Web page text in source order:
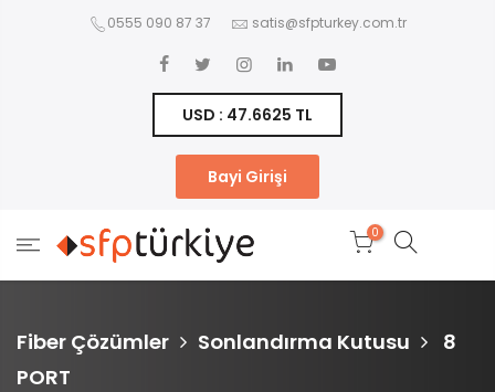
0555 090 87 37 satis@sfpturkey.com.tr
USD : 47.6625 TL
Bayi Girişi
0
Fiber Çözümler Sonlandırma Kutusu
8
PORT